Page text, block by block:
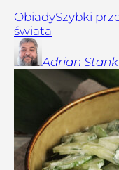
ObiadySzybki
świata
Adrian